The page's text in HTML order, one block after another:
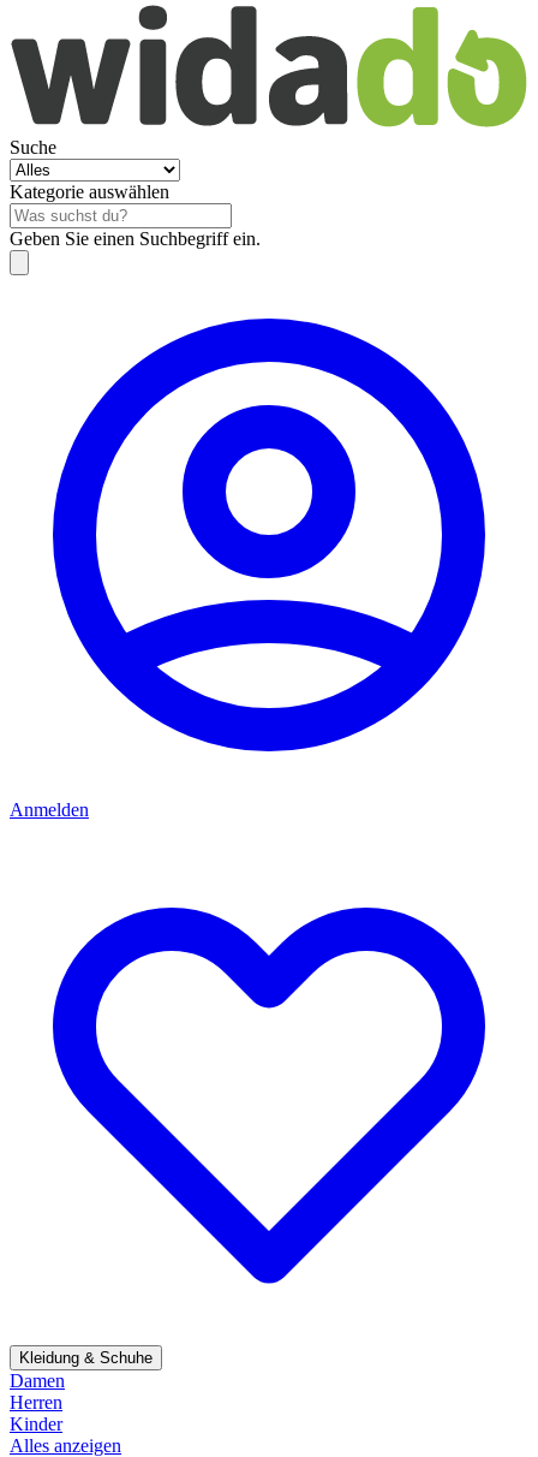
Suche
Kategorie auswählen
Geben Sie einen Suchbegriff ein.
Anmelden
Kleidung & Schuhe
Damen
Herren
Kinder
Alles anzeigen